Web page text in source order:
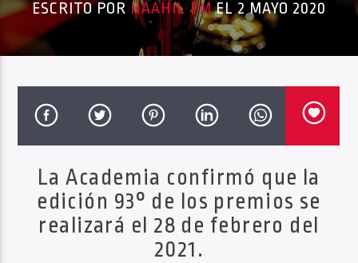
BACK TO ROCK
5:00 PM
Haahil FM
ESCRITO POR HAAHIL FMEL 2 MAYO 2020
La Academia confirmó que la
edición 93° de los premios se
realizará el 28 de febrero del
2021.